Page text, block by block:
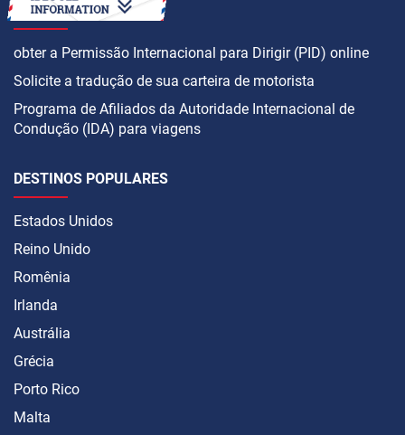
COMO
obter a Permissão Internacional para Dirigir (PID) online
Solicite a tradução de sua carteira de motorista
Programa de Afiliados da Autoridade Internacional de
Condução (IDA) para viagens
DESTINOS POPULARES
Estados Unidos
Reino Unido
Romênia
Irlanda
Austrália
Grécia
Porto Rico
Malta